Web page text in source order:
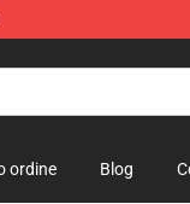
ordine Blog